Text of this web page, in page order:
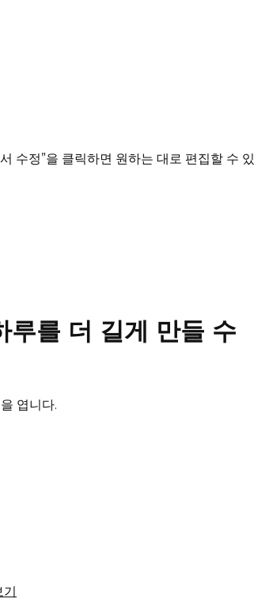
수정”을 클릭하면 원하는 대로 편집할 수 있
를 더 길게 만들 수
엽니다.